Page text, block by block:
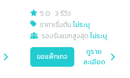
5.0 · 3 รีวิว
ราคาเริ่มต้นไม่ระบุ
รองรับแขกสูงสุดไม่ระบุ
ขอแพ็กเกจ
ดูราย
ละเอียด